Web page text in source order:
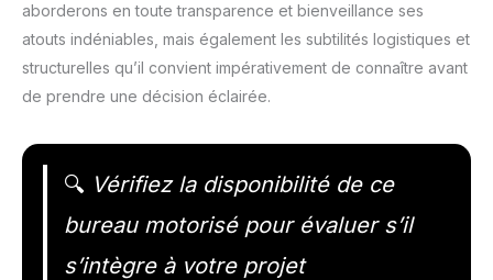
aborderons en toute transparence et bienveillance ses
atouts indéniables, mais également les subtilités logistiques et
structurelles qu’il convient impérativement de connaître avant
de prendre une décision éclairée.
🔍 Vérifiez la disponibilité de ce
bureau motorisé pour évaluer s’il
s’intègre à votre projet